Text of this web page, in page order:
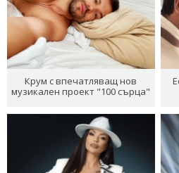
Крум с впечатляващ нов
музикален проект "100 сърца"